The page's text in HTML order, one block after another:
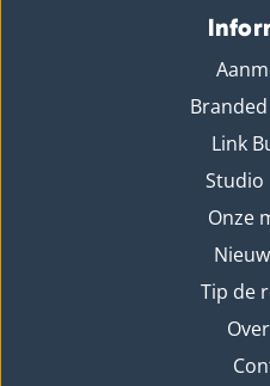
Link
Studio
Onze
Tip de